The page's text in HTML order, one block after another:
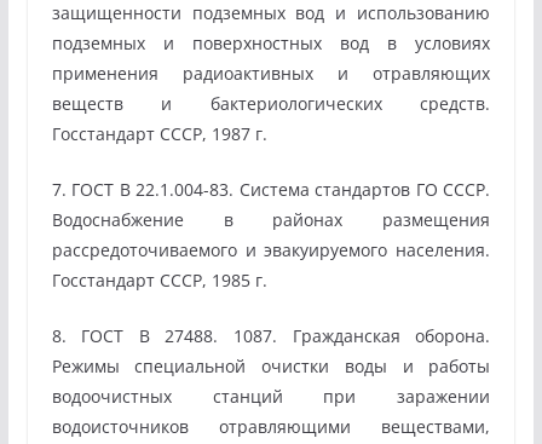
защищенности подземных вод и использованию
подземных и поверхностных вод в условиях
применения радиоактивных и отравляющих
веществ и бактериологических средств.
Госстандарт СССР, 1987 г.
7. ГОСТ В 22.1.004-83. Система стандартов ГО СССР.
Водоснабжение в районах размещения
рассредоточиваемого и эвакуируемого населения.
Госстандарт СССР, 1985 г.
8. ГОСТ В 27488. 1087. Гражданская оборона.
Режимы специальной очистки воды и работы
водоочистных станций при заражении
водоисточников отравляющими веществами,